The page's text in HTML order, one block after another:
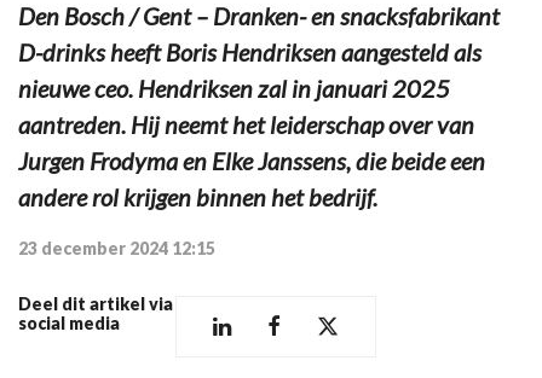
Den Bosch / Gent – Dranken- en snacksfabrikant
D-drinks heeft Boris Hendriksen aangesteld als
nieuwe ceo. Hendriksen zal in januari 2025
aantreden. Hij neemt het leiderschap over van
Jurgen Frodyma en Elke Janssens, die beide een
andere rol krijgen binnen het bedrijf.
23 december 2024 12:15
Deel dit artikel via
social media